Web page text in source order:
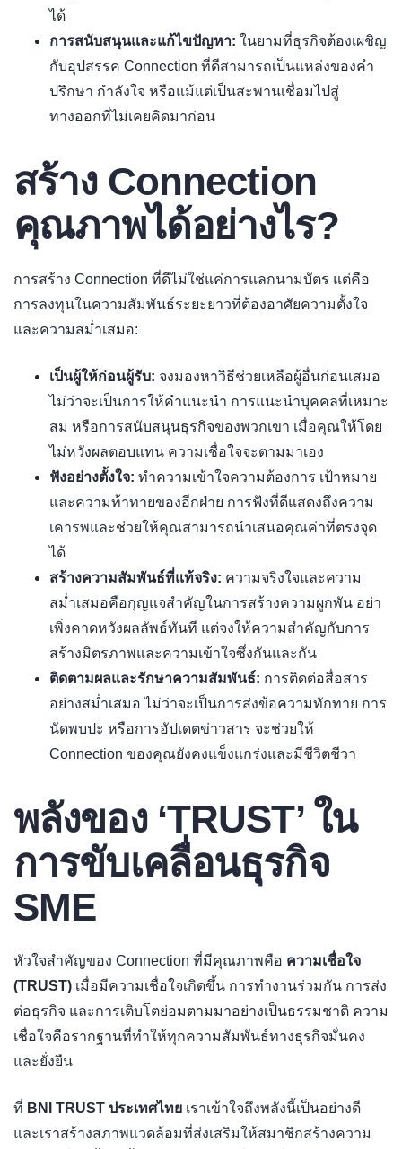
ได้
การสนับสนุนและแก้ไขปัญหา: ในยามที่ธุรกิจต้องเผชิญ
กับอุปสรรค Connection ที่ดีสามารถเป็นแหล่งของคำ
ปรึกษา กำลังใจ หรือแม้แต่เป็นสะพานเชื่อมไปสู่
ทางออกที่ไม่เคยคิดมาก่อน
สร้าง Connection
คุณภาพได้อย่างไร?
การสร้าง Connection ที่ดีไม่ใช่แค่การแลกนามบัตร แต่คือ
การลงทุนในความสัมพันธ์ระยะยาวที่ต้องอาศัยความตั้งใจ
และความสม่ำเสมอ:
เป็นผู้ให้ก่อนผู้รับ: จงมองหาวิธีช่วยเหลือผู้อื่นก่อนเสมอ
ไม่ว่าจะเป็นการให้คำแนะนำ การแนะนำบุคคลที่เหมาะ
สม หรือการสนับสนุนธุรกิจของพวกเขา เมื่อคุณให้โดย
ไม่หวังผลตอบแทน ความเชื่อใจจะตามมาเอง
ฟังอย่างตั้งใจ: ทำความเข้าใจความต้องการ เป้าหมาย
และความท้าทายของอีกฝ่าย การฟังที่ดีแสดงถึงความ
เคารพและช่วยให้คุณสามารถนำเสนอคุณค่าที่ตรงจุด
ได้
สร้างความสัมพันธ์ที่แท้จริง: ความจริงใจและความ
สม่ำเสมอคือกุญแจสำคัญในการสร้างความผูกพัน อย่า
เพิ่งคาดหวังผลลัพธ์ทันที แต่จงให้ความสำคัญกับการ
สร้างมิตรภาพและความเข้าใจซึ่งกันและกัน
ติดตามผลและรักษาความสัมพันธ์: การติดต่อสื่อสาร
อย่างสม่ำเสมอ ไม่ว่าจะเป็นการส่งข้อความทักทาย การ
นัดพบปะ หรือการอัปเดตข่าวสาร จะช่วยให้
Connection ของคุณยังคงแข็งแกร่งและมีชีวิตชีวา
พลังของ ‘TRUST’ ใน
การขับเคลื่อนธุรกิจ
SME
หัวใจสำคัญของ Connection ที่มีคุณภาพคือ ความเชื่อใจ
(TRUST) เมื่อมีความเชื่อใจเกิดขึ้น การทำงานร่วมกัน การส่ง
ต่อธุรกิจ และการเติบโตย่อมตามมาอย่างเป็นธรรมชาติ ความ
เชื่อใจคือรากฐานที่ทำให้ทุกความสัมพันธ์ทางธุรกิจมั่นคง
และยั่งยืน
ที่ BNI TRUST ประเทศไทย เราเข้าใจถึงพลังนี้เป็นอย่างดี
และเราสร้างสภาพแวดล้อมที่ส่งเสริมให้สมาชิกสร้างความ